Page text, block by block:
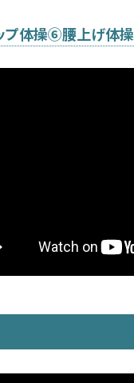
プ体操⑥腰上げ体操